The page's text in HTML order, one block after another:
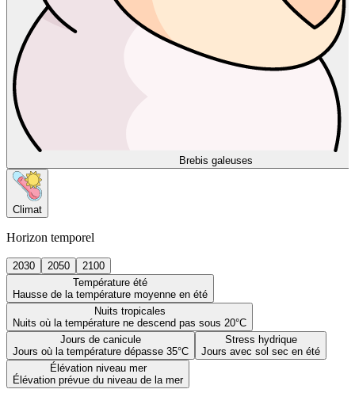
Brebis galeuses
Climat
Horizon temporel
2030 2050
2100
Température été
Hausse de la température moyenne en été
Nuits tropicales
Nuits où la température ne descend pas sous 20°C
Jours de canicule
Jours où la température dépasse 35°C
Stress hydrique
Jours avec sol sec en été
Élévation niveau mer
Élévation prévue du niveau de la mer